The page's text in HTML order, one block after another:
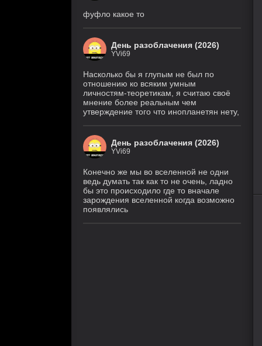
40
1 2 3 4
1 сезон
американец /
Всеамериканский
8 сезон
Eng.Original,
HDRezka Studio,
фуфло какое то
День разоблачения (2026)
YVi69
Насколько бы я глупым не был по
отношению ко всяким умным
личностям-теоретикам, я считаю своё
мнение более реальным чем
утверждение того что инопланетян нету,
День разоблачения (2026)
YVi69
Конечно же мы во вселенной не одни
ведь думать так как то не очень, ладно
бы это происходило где то вначале
зарождения вселенной когда возможно
появлялись